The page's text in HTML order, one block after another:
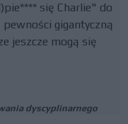
się Charlie" do
pewności gigantyczną
jeszcze mogą się
dyscyplinarnego